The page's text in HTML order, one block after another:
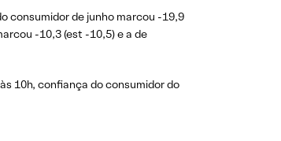
consumidor de junho marcou -19,9
-10,3 (est -10,5) e a de
10h, confiança do consumidor do